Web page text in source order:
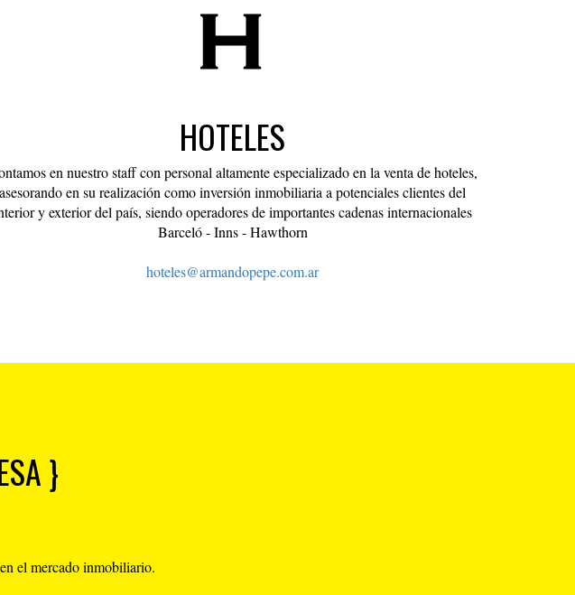
HOTELES
en nuestro staff con personal altamente especializado en la venta de hoteles,
asesorando en su realización como inversión inmobiliaria a potenciales clientes del
y exterior del país, siendo operadores de importantes cadenas internacionales
Barceló - Inns - Hawthorn
hoteles@armandopepe.com.ar
}
el mercado inmobiliario.